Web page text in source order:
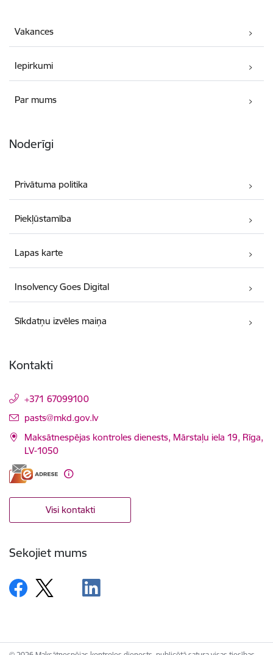
Vakances
Iepirkumi
Par mums
Noderīgi
Privātuma politika
Piekļūstamība
Lapas karte
Insolvency Goes Digital
Sīkdatņu izvēles maiņa
Kontakti
+371 67099100
E-pasts:
pasts@mkd.gov.lv
Maksātnespējas kontroles dienests, Mārstaļu iela 19, Rīga,
LV-1050
Visi kontakti
Sekojiet mums